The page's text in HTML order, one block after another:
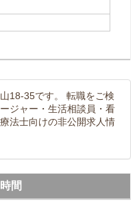
18-35です。 転職をご検
ジャー・生活相談員・看
法士向けの非公開求人情
間